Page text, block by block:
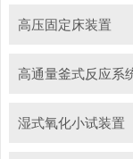
高压固定床装置
高通量釜式反应系
湿式氧化小试装置